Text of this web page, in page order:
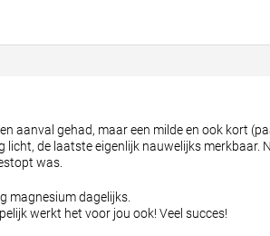
aanval gehad, maar een milde en ook kort
de laatste eigenlijk nauwelijks merkbaar.
was.
magnesium dagelijks.
werkt het voor jou ook! Veel succes!